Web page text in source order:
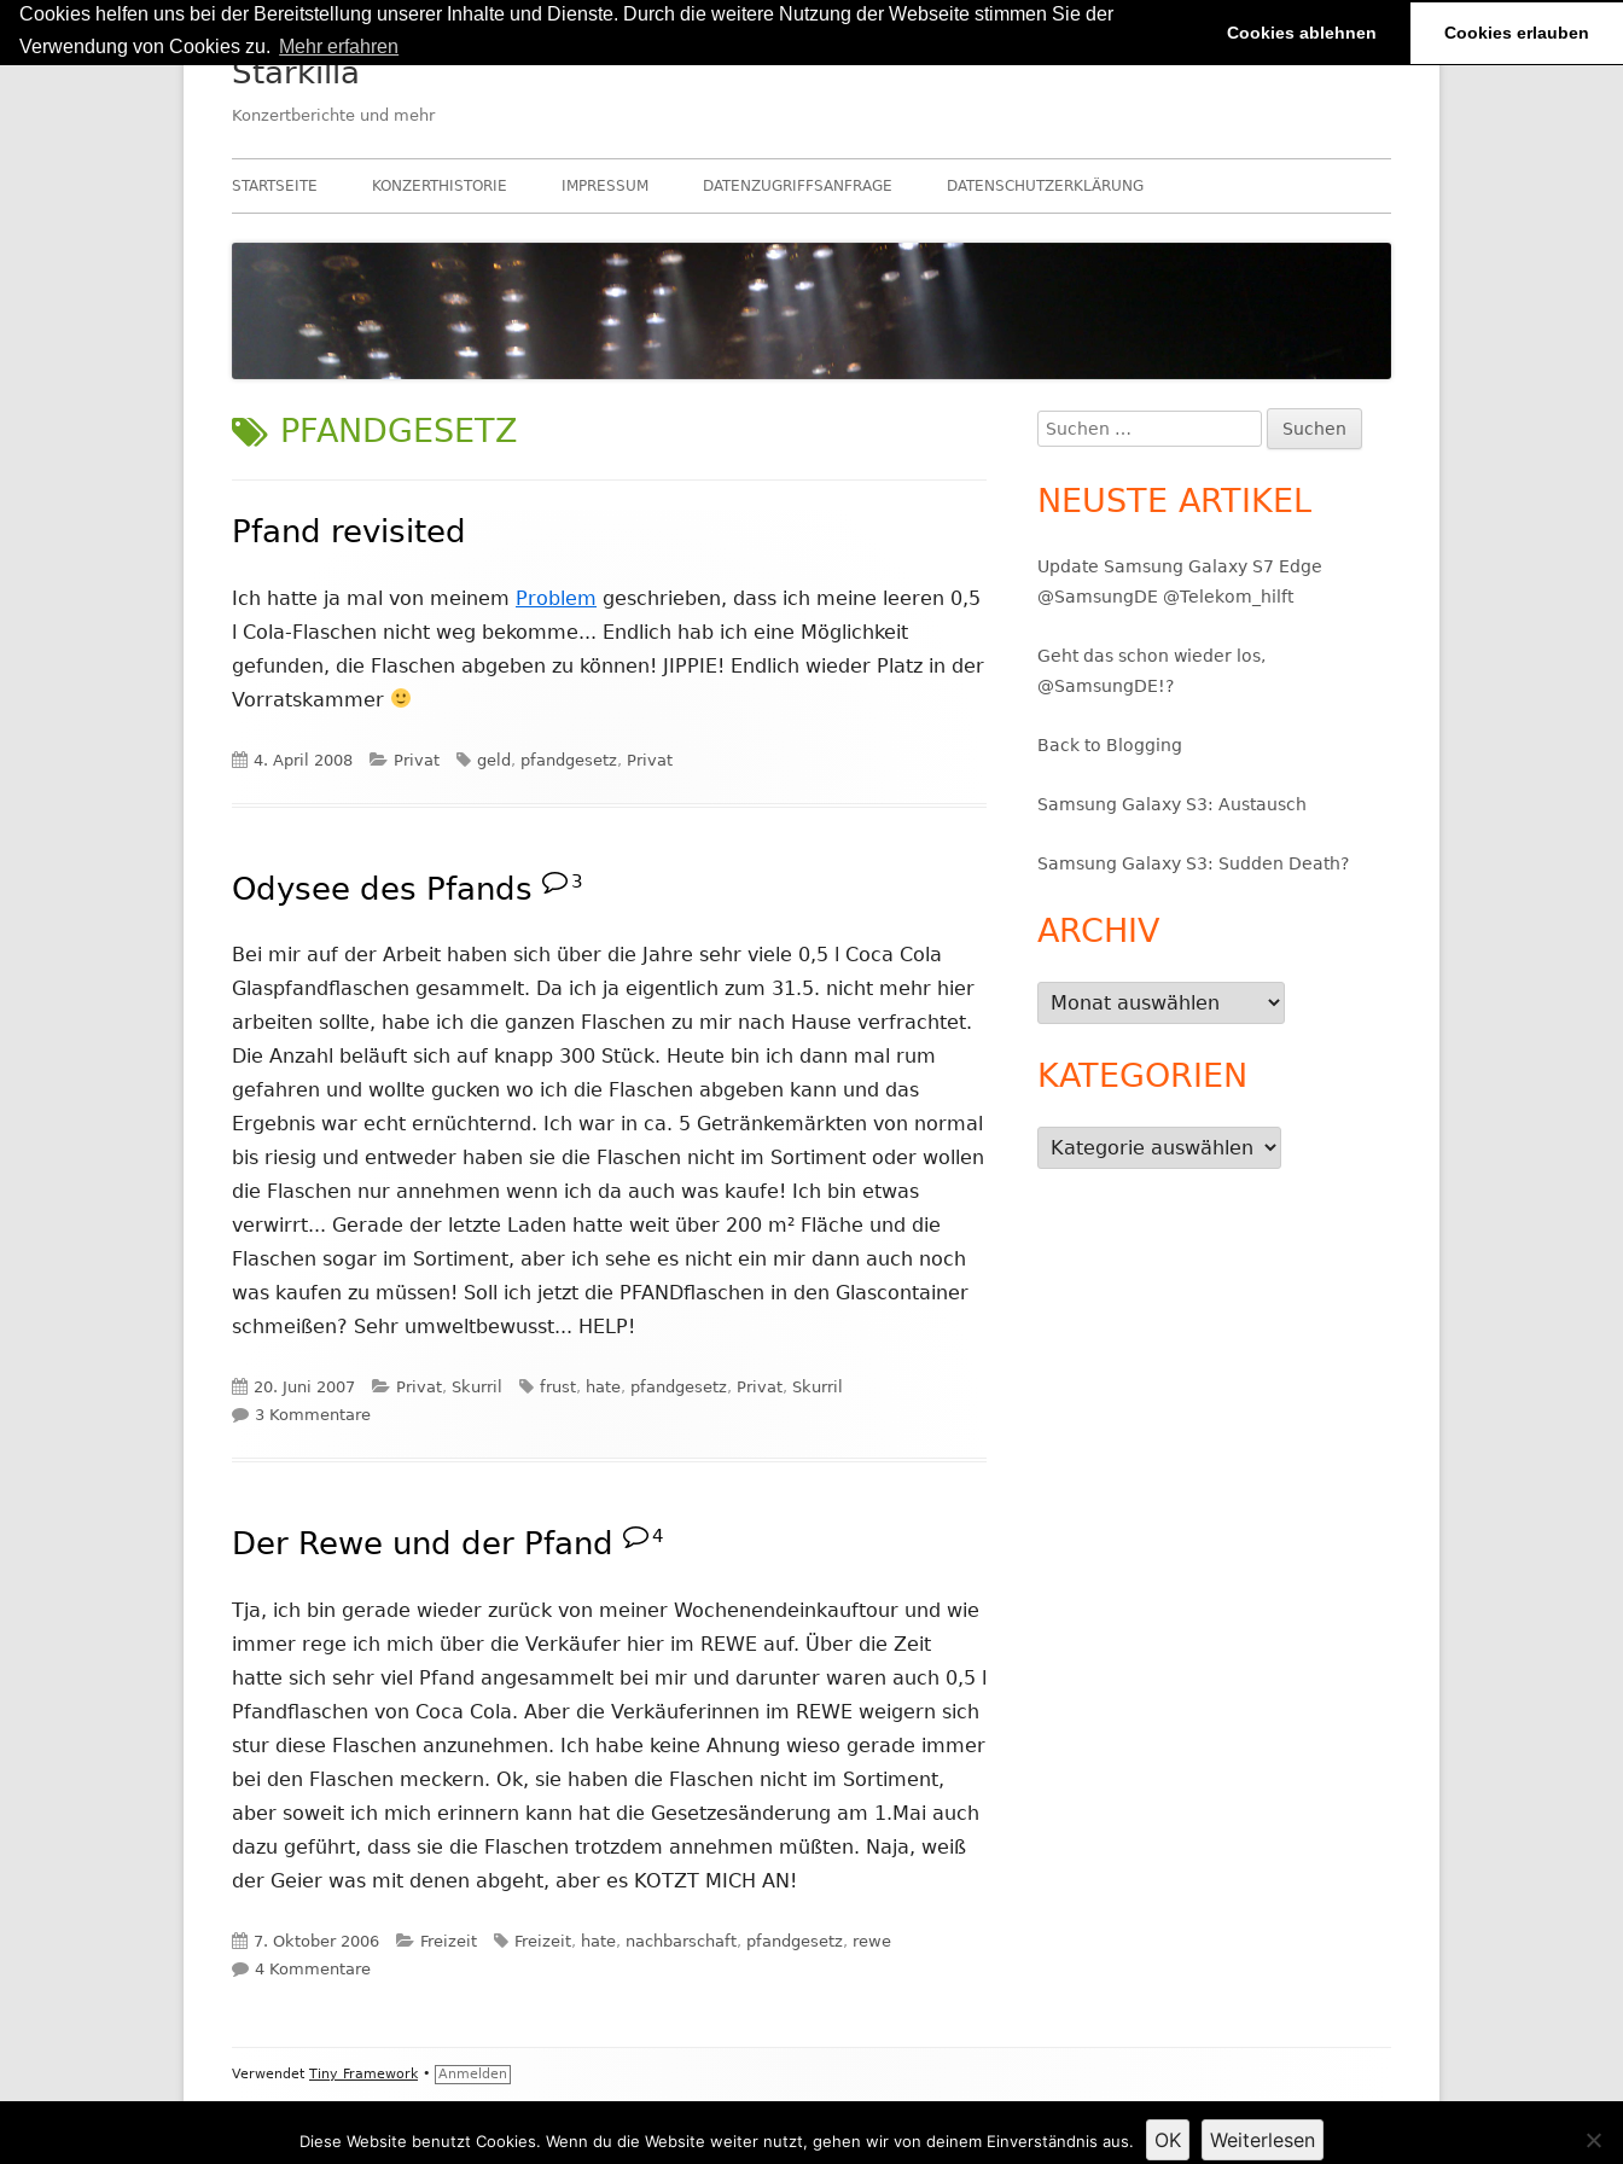
Cookies helfen uns bei der Bereitstellung unserer Inhalte und Dienste. Durch die weitere Nutzung der Webseite stimmen Sie der
Verwendung von Cookies zu. Mehr erfahren
Cookies ablehnen Cookies erlauben
Springe
Starkilla
Konzertberichte und mehr
Primäres
Menü
STARTSEITE KONZERTHISTORIE IMPRESSUM DATENZUGRIFFSANFRAGE DATENSCHUTZERKLÄRUNG
SCHLAGWORT:
PFANDGESETZ
Pfand revisited
Ich hatte ja mal von meinem Problem geschrieben, dass ich meine leeren 0,5
l Cola-Flaschen nicht weg bekomme... Endlich hab ich eine Möglichkeit
gefunden, die Flaschen abgeben zu können! JIPPIE! Endlich wieder Platz in der
Vorratskammer
Veröffentlicht
4. April 2008 Kategorien
Privat Schlagwörter
geld , pfandgesetz, Privat
Odysee des Pfands 3
Bei mir auf der Arbeit haben sich über die Jahre sehr viele 0,5 l Coca Cola
Glaspfandflaschen gesammelt. Da ich ja eigentlich zum 31.5. nicht mehr hier
arbeiten sollte, habe ich die ganzen Flaschen zu mir nach Hause verfrachtet.
Die Anzahl beläuft sich auf knapp 300 Stück. Heute bin ich dann mal rum
gefahren und wollte gucken wo ich die Flaschen abgeben kann und das
Ergebnis war echt ernüchternd. Ich war in ca. 5 Getränkemärkten von normal
bis riesig und entweder haben sie die Flaschen nicht im Sortiment oder wollen
die Flaschen nur annehmen wenn ich da auch was kaufe! Ich bin etwas
verwirrt... Gerade der letzte Laden hatte weit über 200 m² Fläche und die
Flaschen sogar im Sortiment, aber ich sehe es nicht ein mir dann auch noch
was kaufen zu müssen! Soll ich jetzt die PFANDflaschen in den Glascontainer
schmeißen? Sehr umweltbewusst... HELP!
Veröffentlicht
am
20. Juni 2007 Kategorien
Privat, Skurril Schlagwörter
frust, hate, pfandgesetz, Privat, Skurril
3 Kommentarezu Odysee des Pfands
Der Rewe und der Pfand 4
Tja, ich bin gerade wieder zurück von meiner Wochenendeinkauftour und wie
immer rege ich mich über die Verkäufer hier im REWE auf. Über die Zeit
hatte sich sehr viel Pfand angesammelt bei mir und darunter waren auch 0,5 l
Pfandflaschen von Coca Cola. Aber die Verkäuferinnen im REWE weigern sich
stur diese Flaschen anzunehmen. Ich habe keine Ahnung wieso gerade immer
bei den Flaschen meckern. Ok, sie haben die Flaschen nicht im Sortiment,
aber soweit ich mich erinnern kann hat die Gesetzesänderung am 1.Mai auch
dazu geführt, dass sie die Flaschen trotzdem annehmen müßten. Naja, weiß
der Geier was mit denen abgeht, aber es KOTZT MICH AN!
Veröffentlicht
am
7. Oktober 2006 Kategorien
Freizeit Schlagwörter
Freizeit, hate, nachbarschaft, pfandgesetz, rewe
4 Kommentarezu Der Rewe und der Pfand
Haupt-
Seitenleiste
Suchen
nach:
NEUSTE ARTIKEL
Update Samsung Galaxy S7 Edge
@SamsungDE @Telekom_hilft
Geht das schon wieder los,
@SamsungDE!?
Back to Blogging
Samsung Galaxy S3: Austausch
Samsung Galaxy S3: Sudden Death?
ARCHIV
Archiv
KATEGORIEN
Kategorien
Footer
Inhalt
Verwendet Tiny Framework • Anmelden
Diese Website benutzt Cookies. Wenn du die Website weiter nutzt, gehen wir von deinem Einverständnis aus. OK Weiterlesen